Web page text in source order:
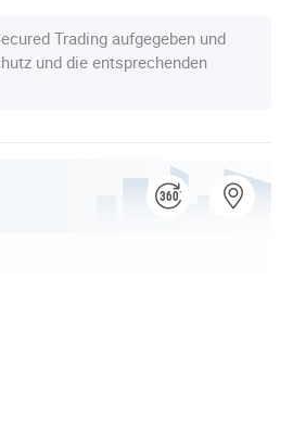
Trading aufgegeben und
und die entsprechenden